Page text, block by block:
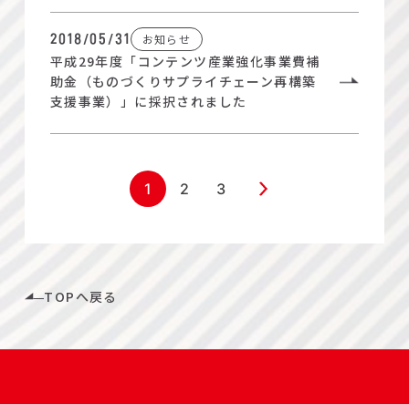
2018/05/31 お知らせ
平成29年度「コンテンツ産業強化事業費補
助金（ものづくりサプライチェーン再構築
支援事業）」に採択されました
1 2 3
TOPへ戻る